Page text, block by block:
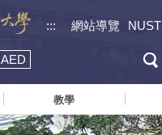
::: 網站導覽 NUST
AED
教學